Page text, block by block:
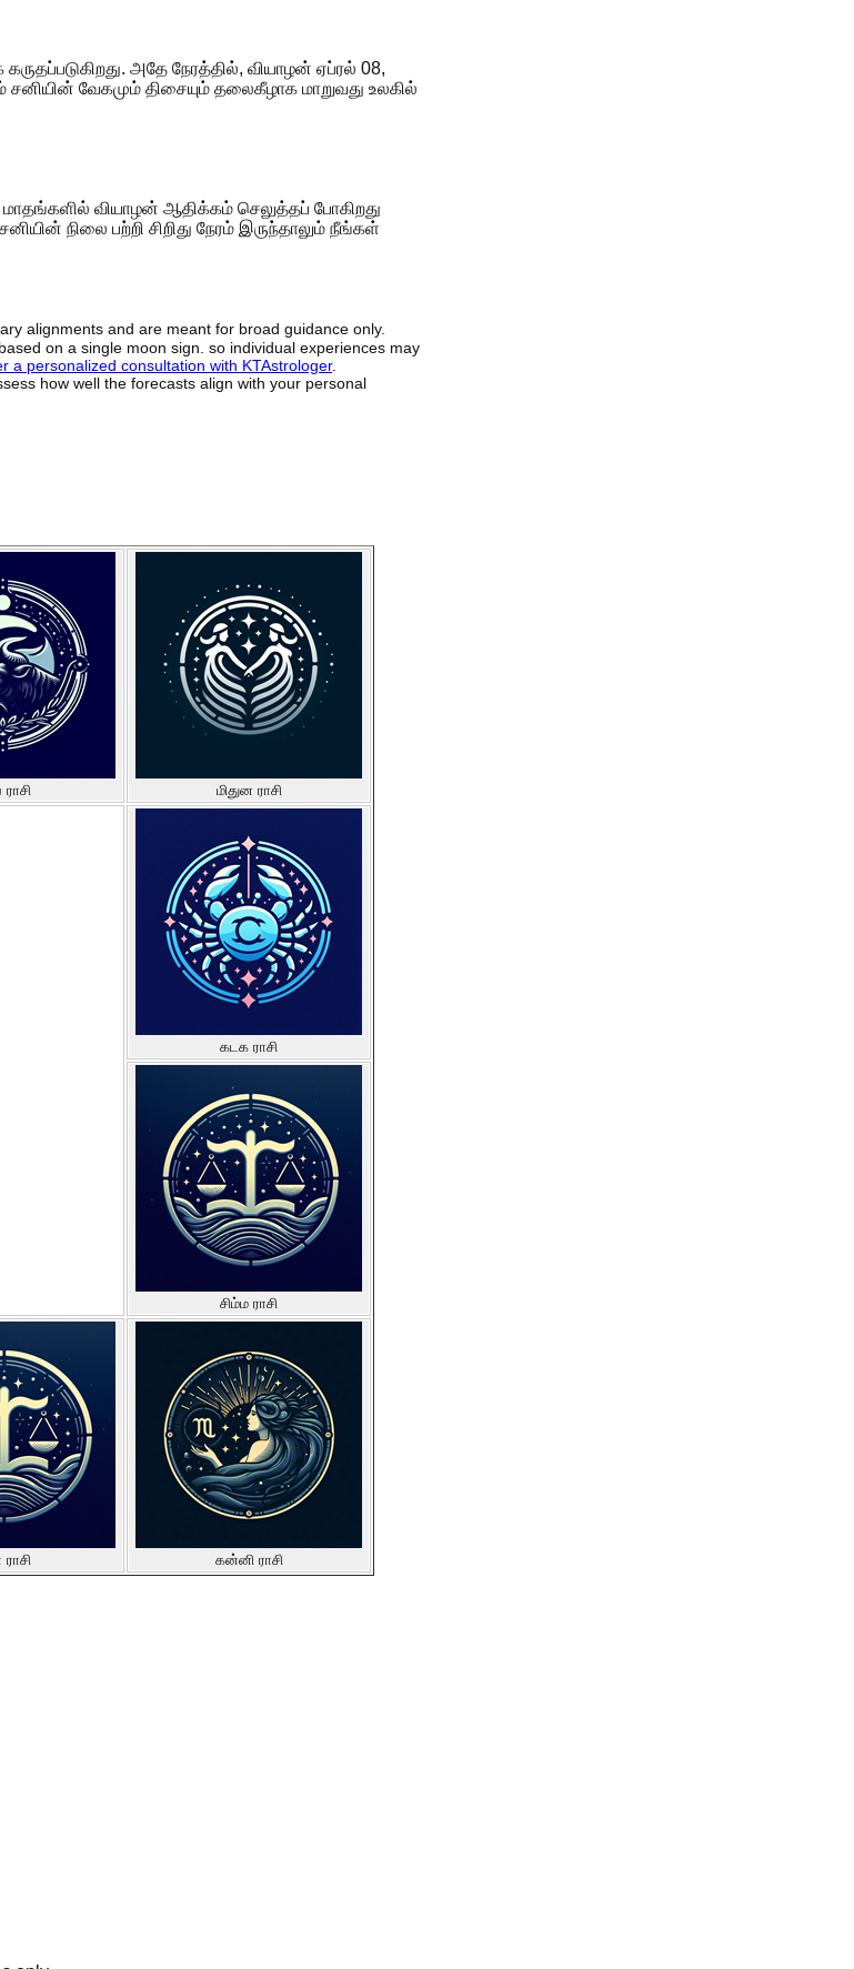
அதே நேரத்தில், வியாழன் ஏப்ரல் 08,
வேகமும் திசையும் தலைகீழாக மாறுவது உலகில்
மாதங்களில் வியாழன் ஆதிக்கம் செலுத்தப் போகிறது
நிலை பற்றி சிறிது நேரம் இருந்தாலும் நீங்கள்
alignments and are meant for broad guidance only.
on a single moon sign. so individual experiences may
a personalized consultation with KTAstrologer.
how well the forecasts align with your personal
ராசி மிதுன ராசி
கடக ராசி
சிம்ம ராசி
ராசி கன்னி ராசி